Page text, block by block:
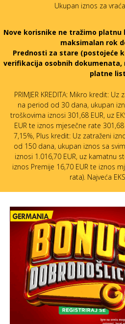
Ukupan iznos za
Nove korisnike ne tražimo platnu
maksimalan rok
Prednosti za stare (postojeće
verifikacija osobnih dokumenata,
platne
PRIMJER KREDITA: Mikro kredit:
na period od 30 dana, ukupan
troškovima iznosi 301,68 EUR, uz
EUR te iznos mjesečne rate 301,68
7,15%, Plus kredit: Uz zatraženi
od 150 dana, ukupan iznos sa
iznosi 1.016,70 EUR, uz kamatnu
iznos Premije 16,70 EUR te iznos
rata). Najveća